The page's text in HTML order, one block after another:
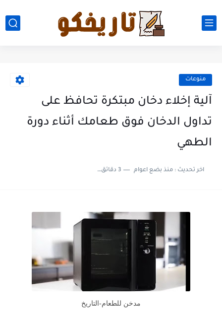
منوعات
آلية إخلاء دخان مبتكرة تحافظ على
تداول الدخان فوق طعامك أثناء دورة
الطهي
اخر تحديث :منذ بضع اعوام 3 دقائق للقراءة
مدخن للطعام-التاريخ